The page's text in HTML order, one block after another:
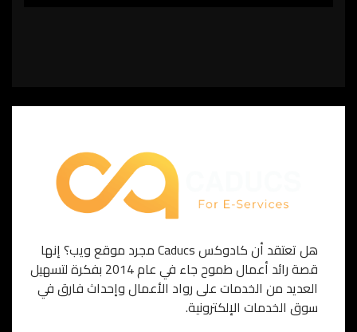
هل تعتقد أن كادوكس Caducs مجرد موقع ويب؟ إنها
قصة رائد أعمال طموح جاء في عام 2014 بفكرة لتسهيل
العديد من الخدمات على رواد الأعمال وإحداث فارق في
سوق الخدمات الإلكترونية.